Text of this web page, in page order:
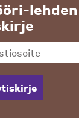
lehden